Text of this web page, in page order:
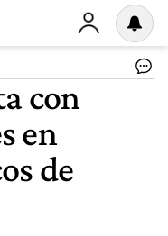
con
en
de